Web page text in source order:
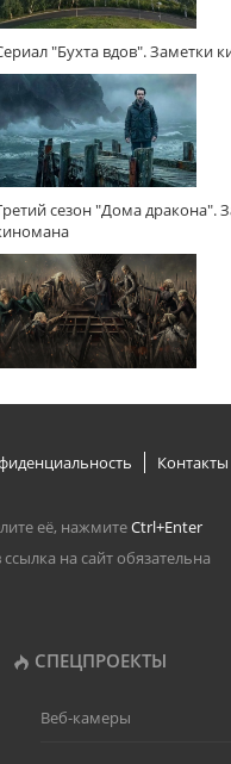
"Бухта вдов". Заметки
сезон "Дома дракона".
Контакты
её, нажмитеCtrl+Enter
на сайт обязательна
СПЕЦПРОЕКТЫ
Веб-камеры